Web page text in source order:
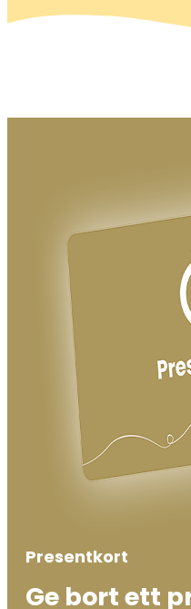
Presentkort
Ge bort ett